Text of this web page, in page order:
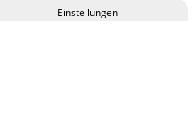
– in gewohnter